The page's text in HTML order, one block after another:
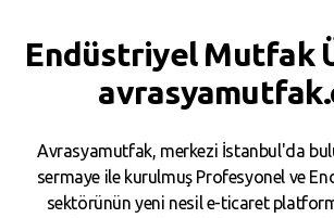
Endüstriyel Mutfak
Avrasyamutfak, merkezi İstanbul'da
sermaye ile kurulmuş Profesyonel ve
sektörünün yeni nesil e-ticaret